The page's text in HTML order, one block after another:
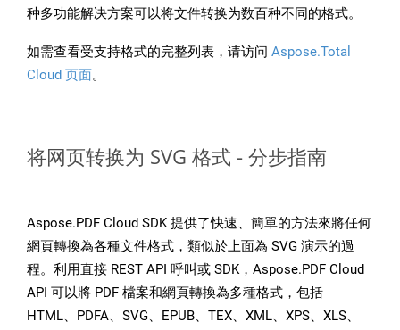
种多功能解决方案可以将文件转换为数百种不同的格式。
如需查看受支持格式的完整列表，请访问 Aspose.Total
Cloud 页面。
将网页转换为 SVG 格式 - 分步指南
Aspose.PDF Cloud SDK 提供了快速、簡單的方法來將任何
網頁轉換為各種文件格式，類似於上面為 SVG 演示的過
程。利用直接 REST API 呼叫或 SDK，Aspose.PDF Cloud
API 可以將 PDF 檔案和網頁轉換為多種格式，包括
HTML、PDFA、SVG、EPUB、TEX、XML、XPS、XLS、